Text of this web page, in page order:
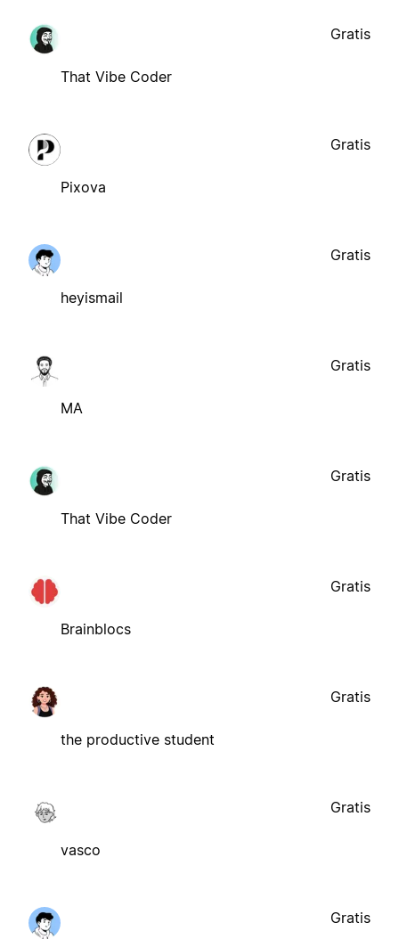
That Vibe Coder
Gratis
Pixova
Gratis
heyismail
Gratis
MA
Gratis
That Vibe Coder
Gratis
Brainblocs
Gratis
the productive student
Gratis
vasco
Gratis
Gratis